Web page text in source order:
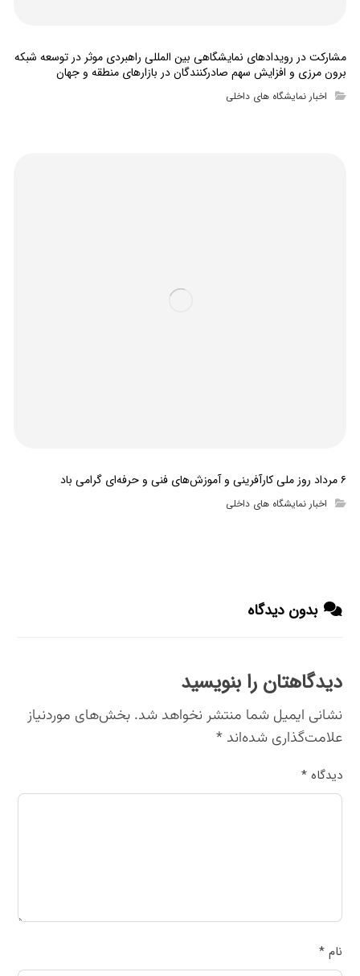
مشارکت در رویدادهای نمایشگاهی بین المللی راهبردی موثر در توسعه شبکه
برون مرزی و افزایش سهم صادرکنندگان در بازارهای منطقه و جهان
اخبار نمایشگاه های داخلی
۶ مرداد روز ملی کارآفرینی و آموزش‌های فنی و حرفه‌ای گرامی باد
اخبار نمایشگاه های داخلی
بدون دیدگاه
دیدگاهتان را بنویسید
نشانی ایمیل شما منتشر نخواهد شد. بخش‌های موردنیاز
علامت‌گذاری شده‌اند*
دیدگاه*
نام*